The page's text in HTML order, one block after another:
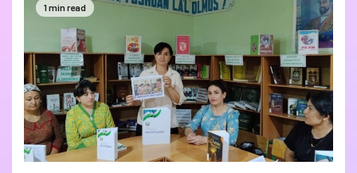
1 min read